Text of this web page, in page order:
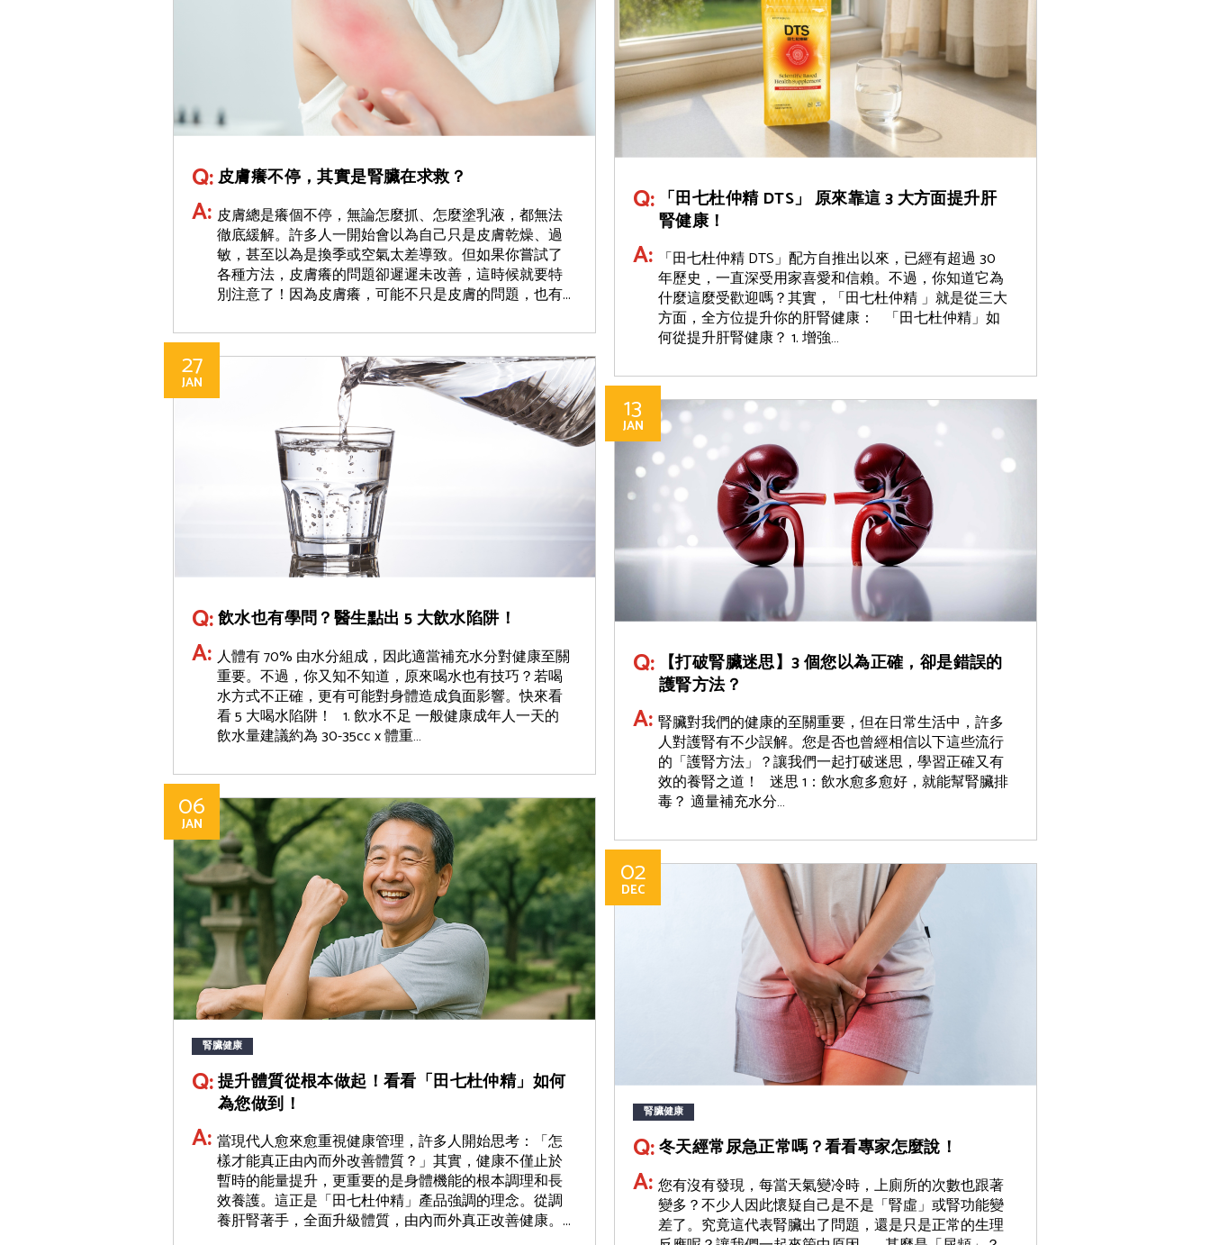
Q:皮膚癢不停，其實是腎臟在求救？
A: 皮膚總是癢個不停，無論怎麼抓、怎麼塗乳液，都無法
徹底緩解。許多人一開始會以為自己只是皮膚乾燥、過
敏，甚至以為是換季或空氣太差導致。但如果你嘗試了
各種方法，皮膚癢的問題卻遲遲未改善，這時候就要特
別注意了！因為皮膚癢，可能不只是皮膚的問題，也有...
Q: 「田七杜仲精 DTS」 原來靠這 3 大方面提升肝
腎健康！
A: 「田七杜仲精 DTS」配方自推出以來，已經有超過 30
年歷史，一直深受用家喜愛和信賴。不過，你知道它為
什麼這麼受歡迎嗎？其實，「田七杜仲精 」就是從三大
方面，全方位提升你的肝腎健康： 「田七杜仲精」如
何從提升肝腎健康？ 1. 增強…
27
JAN
Q:飲水也有學問？醫生點出 5 大飲水陷阱！
A: 人體有 70% 由水分組成，因此適當補充水分對健康至關
重要。不過，你又知不知道，原來喝水也有技巧？若喝
水方式不正確，更有可能對身體造成負面影響。快來看
看 5 大喝水陷阱！ 1. 飲水不足 一般健康成年人一天的
飲水量建議約為 30-35cc x 體重…
13
JAN
Q: 【打破腎臟迷思】3 個您以為正確，卻是錯誤的
護腎方法？
A: 腎臟對我們的健康的至關重要，但在日常生活中，許多
人對護腎有不少誤解。您是否也曾經相信以下這些流行
的「護腎方法」？讓我們一起打破迷思，學習正確又有
效的養腎之道！ 迷思 1：飲水愈多愈好，就能幫腎臟排
毒？ 適量補充水分…
06
JAN
腎臟健康
Q:提升體質從根本做起！看看「田七杜仲精」如何
為您做到！
A: 當現代人愈來愈重視健康管理，許多人開始思考：「怎
樣才能真正由內而外改善體質？」其實，健康不僅止於
暫時的能量提升，更重要的是身體機能的根本調理和長
效養護。這正是「田七杜仲精」產品強調的理念。從調
養肝腎著手，全面升級體質，由內而外真正改善健康。...
02
DEC
腎臟健康
Q:冬天經常尿急正常嗎？看看專家怎麼說！
A: 您有沒有發現，每當天氣變冷時，上廁所的次數也跟著
變多？不少人因此懷疑自己是不是「腎虛」或腎功能變
差了。究竟這代表腎臟出了問題，還是只是正常的生理